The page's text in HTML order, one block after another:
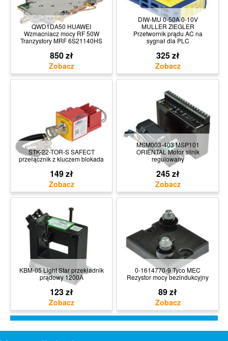
QWD1DA50 HUAWEI
Wzmacniacz mocy RF 50W
Tranzystory MRF 6S21140HS
850 zł
DIW-MU 0-50A 0-10V
MULLER ZIEGLER
Przetwornik prądu AC na
sygnał dla PLC
325 zł
STK-22-TOR-S SAFECT
przełącznik z kluczem blokada
149 zł
MSM003-403 MSP101
ORIENTAL Motor silnik
regulowany
245 zł
KBM-05 Light Star przekładnik
prądowy 1200A
123 zł
0-1614770-9 Tyco MEC
Rezystor mocy bezindukcyjny
89 zł